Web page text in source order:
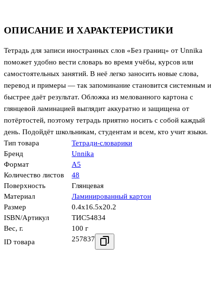
ОПИСАНИЕ И ХАРАКТЕРИСТИКИ
Тетрадь для записи иностранных слов «Без границ» от Unnika
поможет удобно вести словарь во время учёбы, курсов или
самостоятельных занятий. В неё легко заносить новые слова,
перевод и примеры — так запоминание становится системным и
быстрее даёт результат. Обложка из мелованного картона с
глянцевой ламинацией выглядит аккуратно и защищена от
потёртостей, поэтому тетрадь приятно носить с собой каждый
день. Подойдёт школьникам, студентам и всем, кто учит языки.
Тип товара
Тетради-словарики
Бренд
Unnika
Формат
А5
Количество листов
48
Поверхность
Глянцевая
Материал
Ламинированный картон
Размер
0.4x16.5x20.2
ISBN/Артикул
ТИС54834
Вес, г.
100 г
ID товара
257837